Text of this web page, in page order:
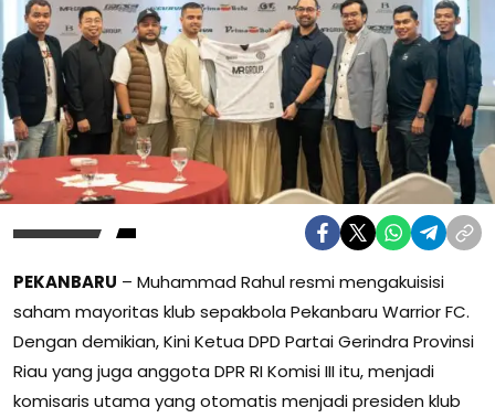
PEKANBARU – Muhammad Rahul resmi mengakuisisi
saham mayoritas klub sepakbola Pekanbaru Warrior FC.
Dengan demikian, Kini Ketua DPD Partai Gerindra Provinsi
Riau yang juga anggota DPR RI Komisi III itu, menjadi
komisaris utama yang otomatis menjadi presiden klub